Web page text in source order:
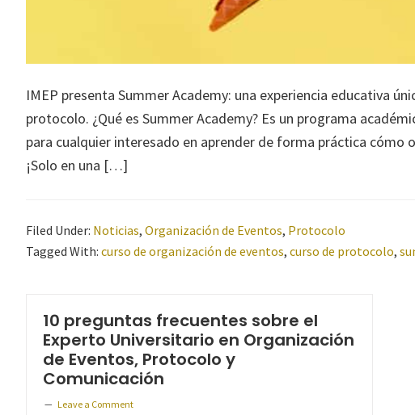
IMEP presenta Summer Academy: una experiencia educativa
protocolo. ¿Qué es Summer Academy? Es un programa
para cualquier interesado en aprender de forma práctica cómo
¡Solo en una […]
Filed Under: Noticias, Organización de Eventos, Protocolo
Tagged With: curso de organización de eventos, curso de protocolo,
10 preguntas frecuentes sobre el
Experto Universitario en Organización
de Eventos, Protocolo y
Comunicación
Leave a Comment